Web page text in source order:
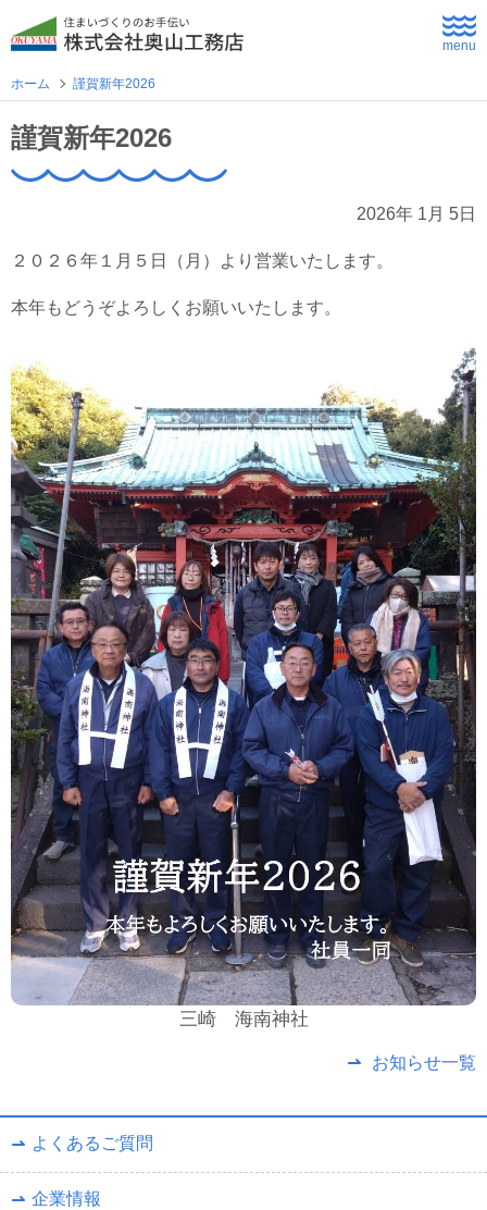
menu
ホーム
よくあるご質問
新築住宅
公共・商業
リフォーム
施工事例
0120-046-898
携帯電話 ・PHS・一部のIP電話からは： 046-889-0720
受付時間：
月曜日から金曜日(祝祭日を除く) 10時～12時/13時～17時
お問い合わせ
資料請求
ホーム 謹賀新年2026
謹賀新年2026
2026年 1月 5日
２０２６年１月５日（月）より営業いたします。
本年もどうぞよろしくお願いいたします。
三崎 海南神社
お知らせ一覧
よくあるご質問
企業情報